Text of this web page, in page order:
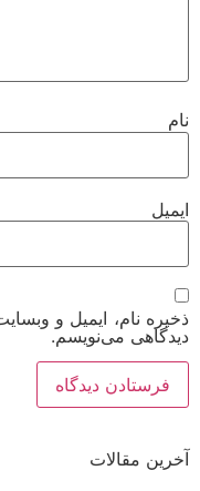
نام، ایمیل و وبسایت
می‌نویسم.
مقالات